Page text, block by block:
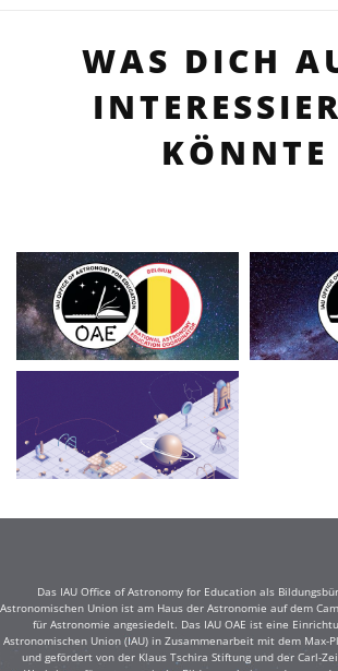
WAS DICH
KÖNNTE
Das IAU Office of Astronomy for Education als
Astronomischen Union ist am Haus der Astronomie auf dem
für Astronomie angesiedelt. Das IAU OAE ist eine
Astronomischen Union (IAU) in Zusammenarbeit mit dem Max-
und gefördert von der Klaus Tschira Stiftung und der Carl-